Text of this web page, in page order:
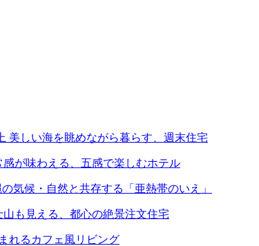
美しい海を眺めながら暮らす、週末住宅
が味わえる、五感で楽しむホテル
気候・自然と共存する「亜熱帯のいえ」
も見える、都心の絶景注文住宅
れるカフェ風リビング